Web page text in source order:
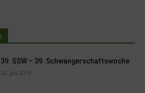
39. SSW – 39. Schwangerschaftswoche
22. Juli 2019